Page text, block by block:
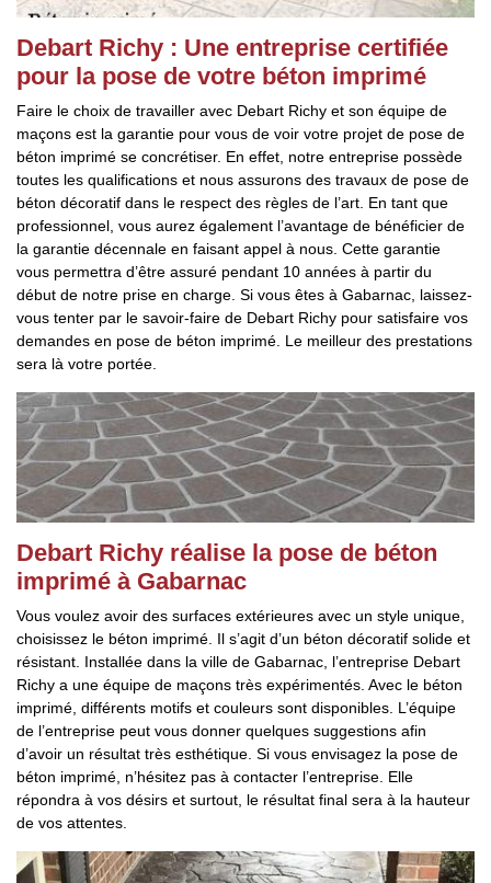
Debart Richy : Une entreprise certifiée
pour la pose de votre béton imprimé
Faire le choix de travailler avec Debart Richy et son équipe de
maçons est la garantie pour vous de voir votre projet de pose de
béton imprimé se concrétiser. En effet, notre entreprise possède
toutes les qualifications et nous assurons des travaux de pose de
béton décoratif dans le respect des règles de l’art. En tant que
professionnel, vous aurez également l’avantage de bénéficier de
la garantie décennale en faisant appel à nous. Cette garantie
vous permettra d’être assuré pendant 10 années à partir du
début de notre prise en charge. Si vous êtes à Gabarnac, laissez-
vous tenter par le savoir-faire de Debart Richy pour satisfaire vos
demandes en pose de béton imprimé. Le meilleur des prestations
sera là votre portée.
Debart Richy réalise la pose de béton
imprimé à Gabarnac
Vous voulez avoir des surfaces extérieures avec un style unique,
choisissez le béton imprimé. Il s’agit d’un béton décoratif solide et
résistant. Installée dans la ville de Gabarnac, l’entreprise Debart
Richy a une équipe de maçons très expérimentés. Avec le béton
imprimé, différents motifs et couleurs sont disponibles. L’équipe
de l’entreprise peut vous donner quelques suggestions afin
d’avoir un résultat très esthétique. Si vous envisagez la pose de
béton imprimé, n’hésitez pas à contacter l’entreprise. Elle
répondra à vos désirs et surtout, le résultat final sera à la hauteur
de vos attentes.